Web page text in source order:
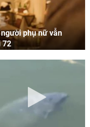
phụ nữ vẫn
72